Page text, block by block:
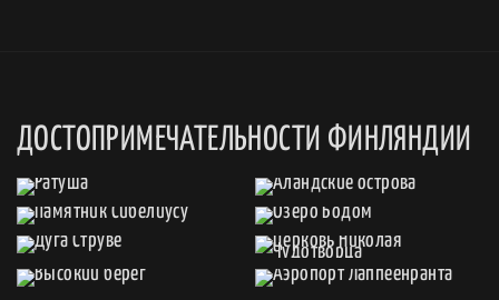
ДОСТОПРИМЕЧАТЕЛЬНОСТИ ФИНЛЯНДИИ